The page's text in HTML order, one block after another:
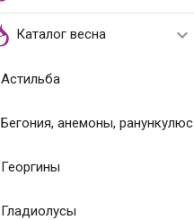
Каталог весна 
Астильба
Бегония, анемоны, ранункулюс
Георгины
Гладиолусы